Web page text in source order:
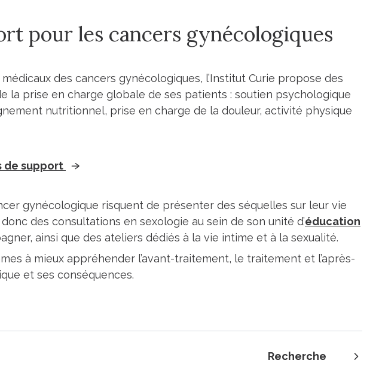
pour les cancers gynécologiques
des cancers gynécologiques, l’Institut Curie propose des
la prise en charge globale de ses patients : soutien psychologique
nutritionnel, prise en charge de la douleur, activité physique
de support
gynécologique risquent de présenter des séquelles sur leur vie
des consultations en sexologie au sein de son unité d’éducation
ainsi que des ateliers dédiés à la vie intime et à la sexualité.
à mieux appréhender l’avant-traitement, le traitement et l’après-
et ses conséquences.
Recherche